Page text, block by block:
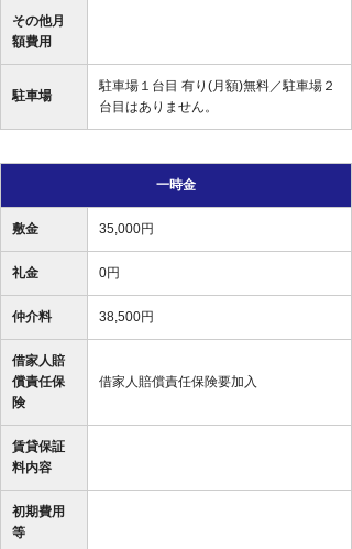
その他月
額費用
駐車場
駐車場１台目 有り(月額)無料／駐車場２
台目はありません。
一時金
敷金 35,000円
礼金 0円
仲介料 38,500円
借家人賠
償責任保
険
借家人賠償責任保険要加入
賃貸保証
料内容
初期費用
等